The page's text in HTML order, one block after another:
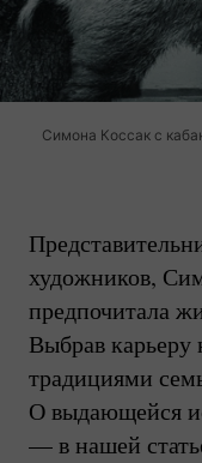
Симона Коссак с
художников,
предпочитала
Выбрав карьеру
традициями
О выдающейся
— в нашей